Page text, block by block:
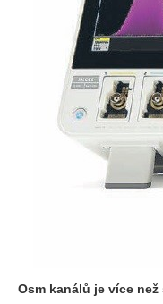
Osm kanálů je více než